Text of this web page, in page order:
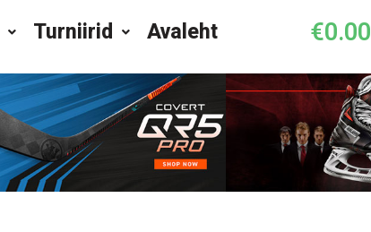
Turniirid Avaleht €0.00